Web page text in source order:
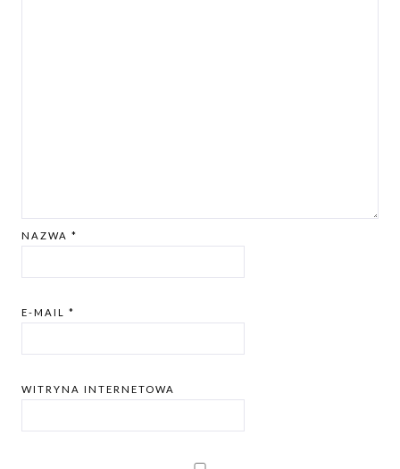
NAZWA *
E-MAIL *
WITRYNA INTERNETOWA